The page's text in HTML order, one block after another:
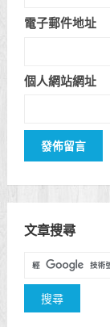
電子郵件地址
個人網站網址
文章搜尋